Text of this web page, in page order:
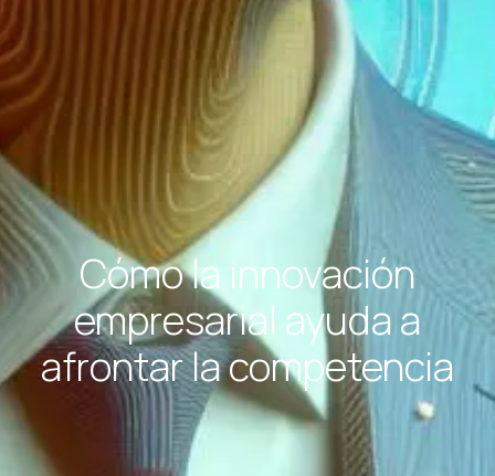
Cómo la innovación
empresarial ayuda a
afrontar la competencia